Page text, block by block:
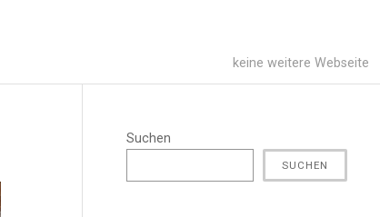
keine weitere Webseite
Suchen
SUCHEN